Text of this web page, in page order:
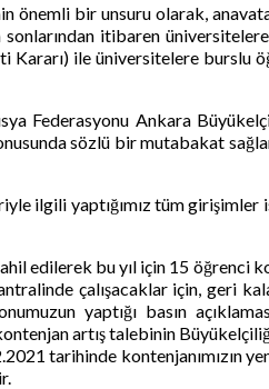
önemli bir unsuru olarak,
itibaren
ile üniversitelere burslu
Federasyonu Ankara
sözlü bir mutabakat
ilgili yaptığımız tüm
edilerek bu yıl için 15 öğrenci
çalışacaklar için, geri
yaptığı basın
artış talebinin
tarihinde kontenjanımızın